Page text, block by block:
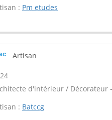
: Pm etudes
Artisan
d'intérieur / Décorateur
: Batccg